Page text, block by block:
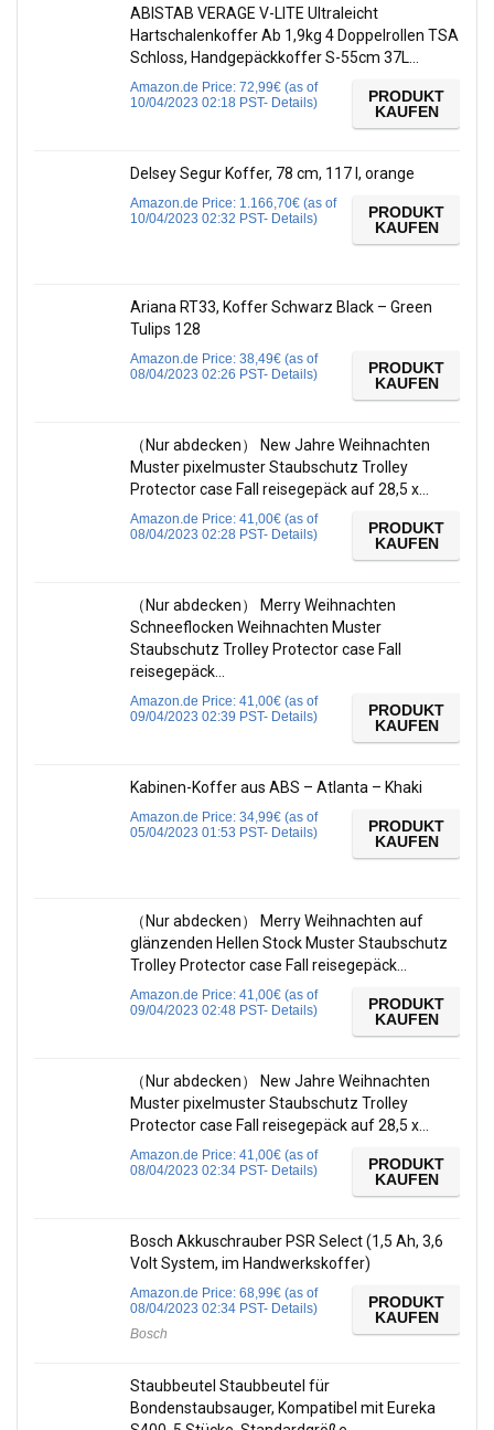
ABISTAB VERAGE V-LITE Ultraleicht
Hartschalenkoffer Ab 1,9kg 4 Doppelrollen TSA
Schloss, Handgepäckkoffer S-55cm 37L…
Amazon.de Price: 72,99€ (as of
10/04/2023 02:18 PST- Details)
PRODUKT
KAUFEN
Delsey Segur Koffer, 78 cm, 117 l, orange
Amazon.de Price: 1.166,70€ (as of
10/04/2023 02:32 PST- Details)
PRODUKT
KAUFEN
Ariana RT33, Koffer Schwarz Black – Green
Tulips 128
Amazon.de Price: 38,49€ (as of
08/04/2023 02:26 PST- Details)
PRODUKT
KAUFEN
（Nur abdecken） New Jahre Weihnachten
Muster pixelmuster Staubschutz Trolley
Protector case Fall reisegepäck auf 28,5 x…
Amazon.de Price: 41,00€ (as of
08/04/2023 02:28 PST- Details)
PRODUKT
KAUFEN
（Nur abdecken） Merry Weihnachten
Schneeflocken Weihnachten Muster
Staubschutz Trolley Protector case Fall
reisegepäck…
Amazon.de Price: 41,00€ (as of
09/04/2023 02:39 PST- Details)
PRODUKT
KAUFEN
Kabinen-Koffer aus ABS – Atlanta – Khaki
Amazon.de Price: 34,99€ (as of
05/04/2023 01:53 PST- Details)
PRODUKT
KAUFEN
（Nur abdecken） Merry Weihnachten auf
glänzenden Hellen Stock Muster Staubschutz
Trolley Protector case Fall reisegepäck…
Amazon.de Price: 41,00€ (as of
09/04/2023 02:48 PST- Details)
PRODUKT
KAUFEN
（Nur abdecken） New Jahre Weihnachten
Muster pixelmuster Staubschutz Trolley
Protector case Fall reisegepäck auf 28,5 x…
Amazon.de Price: 41,00€ (as of
08/04/2023 02:34 PST- Details)
PRODUKT
KAUFEN
Bosch Akkuschrauber PSR Select (1,5 Ah, 3,6
Volt System, im Handwerkskoffer)
Amazon.de Price: 68,99€ (as of
08/04/2023 02:34 PST- Details)
Bosch
PRODUKT
KAUFEN
Staubbeutel Staubbeutel für
Bondenstaubsauger, Kompatibel mit Eureka